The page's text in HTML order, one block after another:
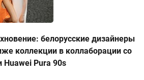
белорусские дизайнеры
коллекции в коллаборации со
Pura 90s